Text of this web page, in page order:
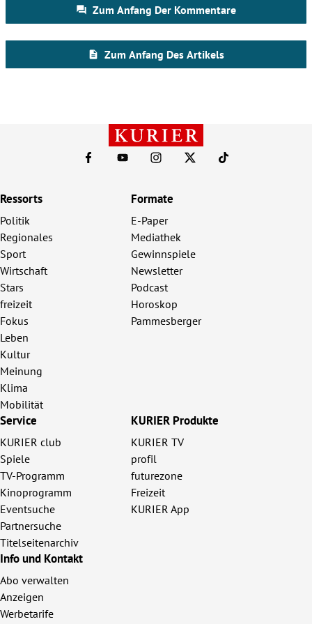
Ressorts
Politik
Regionales
Sport
Wirtschaft
Stars
freizeit
Fokus
Leben
Kultur
Meinung
Klima
Mobilität
Formate
E-Paper
Mediathek
Gewinnspiele
Newsletter
Podcast
Horoskop
Pammesberger
Service
KURIER club
Spiele
TV-Programm
Kinoprogramm
Eventsuche
Partnersuche
Titelseitenarchiv
KURIER Produkte
KURIER TV
profil
futurezone
Freizeit
KURIER App
Info und Kontakt
Abo verwalten
Anzeigen
Werbetarife